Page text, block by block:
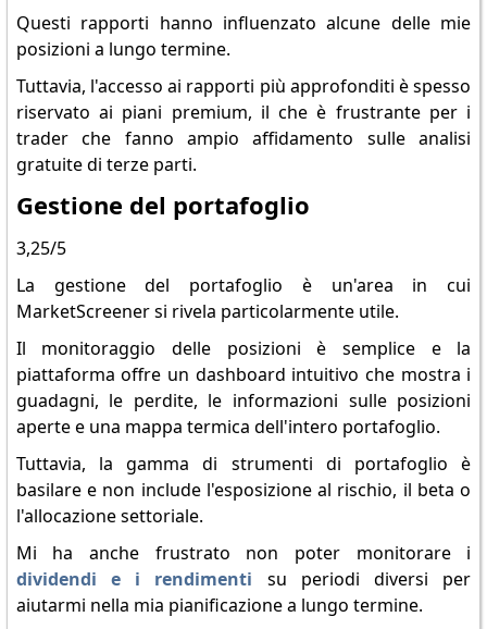
Questi rapporti hanno influenzato alcune delle mie
posizioni a lungo termine.
Tuttavia, l'accesso ai rapporti più approfonditi è spesso
riservato ai piani premium, il che è frustrante per i
trader che fanno ampio affidamento sulle analisi
gratuite di terze parti.
Gestione del portafoglio
3,25/5
La gestione del portafoglio è un'area in cui
MarketScreener si rivela particolarmente utile.
Il monitoraggio delle posizioni è semplice e la
piattaforma offre un dashboard intuitivo che mostra i
guadagni, le perdite, le informazioni sulle posizioni
aperte e una mappa termica dell'intero portafoglio.
Tuttavia, la gamma di strumenti di portafoglio è
basilare e non include l'esposizione al rischio, il beta o
l'allocazione settoriale.
Mi ha anche frustrato non poter monitorare i
dividendi e i rendimenti su periodi diversi per
aiutarmi nella mia pianificazione a lungo termine.